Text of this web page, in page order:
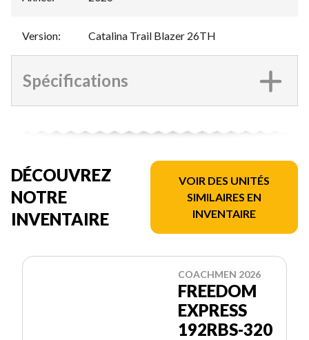
Version: Catalina Trail Blazer 26TH
Spécifications
DÉCOUVREZ
NOTRE
INVENTAIRE
VOIR DES UNITÉS
SIMILAIRES EN
INVENTAIRE
COACHMEN 2026
FREEDOM
EXPRESS
192RBS-320